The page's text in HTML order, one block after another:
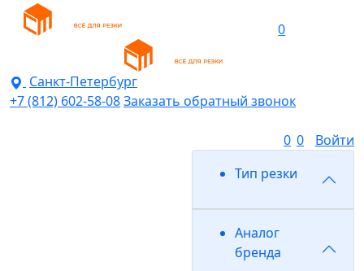
0
Санкт-Петербург
+7 (812) 602-58-08Заказать обратный звонок
0 0 Войти
Тип резки
Аналог
бренда